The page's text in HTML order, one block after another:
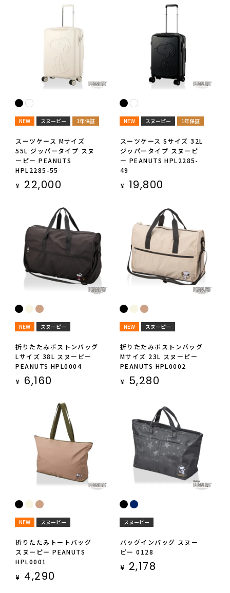
NEW スヌーピー 1年保証
スーツケース Mサイズ
55L ジッパータイプ スヌ
ーピー PEANUTS
HPL2285-55
¥ 22,000
NEW スヌーピー 1年保証
スーツケース Sサイズ 32L
ジッパータイプ スヌーピ
ー PEANUTS HPL2285-
49
¥ 19,800
NEW スヌーピー
折りたたみボストンバッグ
Lサイズ 38L スヌーピー
PEANUTS HPL0004
¥ 6,160
NEW スヌーピー
折りたたみボストンバッグ
Mサイズ 23L スヌーピー
PEANUTS HPL0002
¥ 5,280
NEW スヌーピー
折りたたみトートバッグ
スヌーピー PEANUTS
HPL0001
¥ 4,290
スヌーピー
バッグインバッグ スヌー
ピー 0128
¥ 2,178